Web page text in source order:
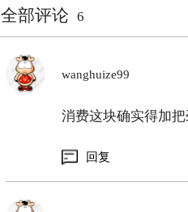
全部评论 6
wanghuize99
消费这块确实得加
回复